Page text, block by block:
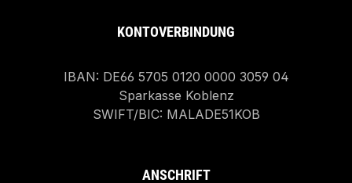
KONTOVERBINDUNG
IBAN: DE66 5705 0120 0000 3059 04
Sparkasse Koblenz
SWIFT/BIC: MALADE51KOB
ANSCHRIFT